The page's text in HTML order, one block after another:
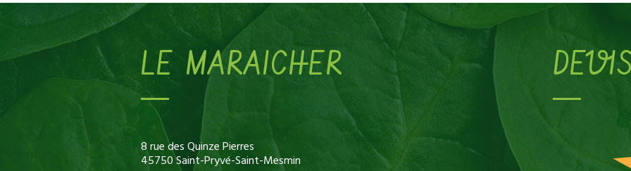
LE MARAICHER
8 rue des Quinze Pierres
45750 Saint-Pryvé-Saint-Mesmin